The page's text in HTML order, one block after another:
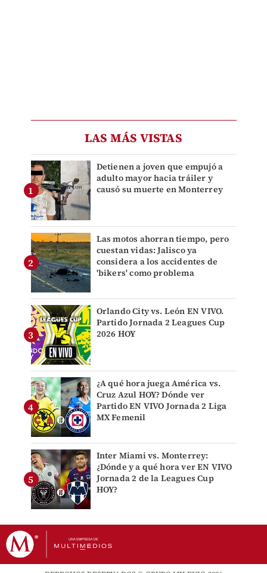
LAS MÁS VISTAS
Detienen a joven que empujó a
adulto mayor hacia tráiler y
causó su muerte en Monterrey
Las motos ahorran tiempo, pero
cuestan vidas: Jalisco ya
considera a los accidentes de
'bikers' como problema
Orlando City vs. León EN VIVO.
Partido Jornada 2 Leagues Cup
2026 HOY
¿A qué hora juega América vs.
Cruz Azul HOY? Dónde ver
Partido EN VIVO Jornada 2 Liga
MX Femenil
Inter Miami vs. Monterrey:
¿Dónde y a qué hora ver EN VIVO
Jornada 2 de la Leagues Cup
HOY?